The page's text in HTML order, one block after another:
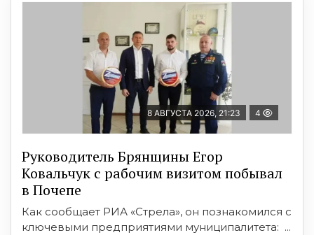
8 АВГУСТА 2026, 21:23 4
Руководитель Брянщины Егор
Ковальчук с рабочим визитом побывал
в Почепе
Как сообщает РИА «Стрела», он познакомился с
ключевыми предприятиями муниципалитета: ...